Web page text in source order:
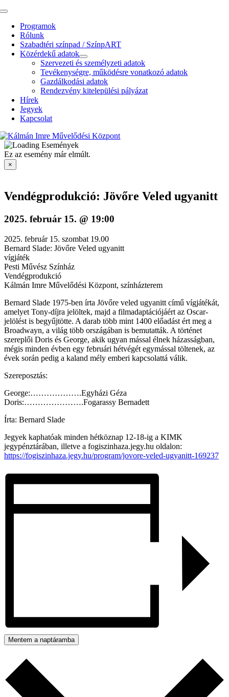
Kihagyás
Toggle
NavigationProgramok
Rólunk
Szabadtéri színpad / SzínpART
Közérdekű adatok
Szervezeti és személyzeti adatok
Tevékenységre, működésre vonatkozó adatok
Gazdálkodási adatok
Rendezvény kitelepülési pályázat
Hírek
Jegyek
Kapcsolat
Ez az esemény már elmúlt.
×
Vendégprodukció: Jövőre Veled ugyanitt
2025. február 15. @ 19:00
2025. február 15. szombat 19.00
Bernard Slade: Jövőre Veled ugyanitt
vígjáték
Pesti Művész Színház
Vendégprodukció
Kálmán Imre Művelődési Központ, színházterem
Bernard Slade 1975-ben írta Jövőre veled ugyanitt című vígjátékát,
amelyet Tony-díjra jelöltek, majd a filmadaptációjáért az Oscar-
jelölést is begyűjtötte. A darab több mint 1400 előadást ért meg a
Broadwayn, a világ több országában is bemutatták. A történet
szereplői Doris és George, akik ugyan mással élnek házasságban,
mégis minden évben egy februári hétvégét egymással töltenek, az
évek során pedig a kaland mély emberi kapcsolattá válik.
Szereposztás:
George:……………….Egyházi Géza
Doris:………………….Fogarassy Bernadett
Írta: Bernard Slade
Jegyek kaphatóak minden hétköznap 12-18-ig a KIMK
jegypénztárában, illetve a fogiszinhaza.jegy.hu oldalon:
https://fogiszinhaza.jegy.hu/program/jovore-veled-ugyanitt-169237
Mentem a naptáramba